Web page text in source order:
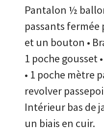
Pantalon ½
passants
et un bouton •
1 poche gousset
• 1 poche mètre
revolver
Intérieur bas de
un biais en cuir.